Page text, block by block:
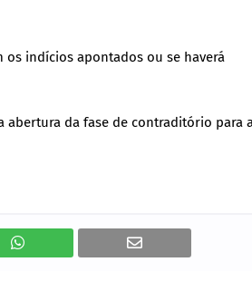
os indícios apontados ou se haverá
da fase de contraditório para